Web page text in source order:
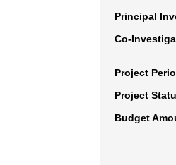
Principal
Co-
Project
Project
Budget